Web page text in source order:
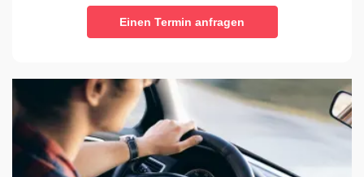
Einen Termin anfragen